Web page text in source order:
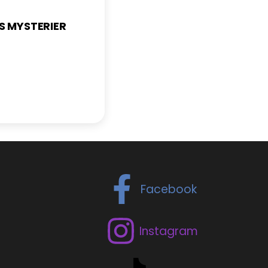
MYSTERIER
Facebook
Instagram